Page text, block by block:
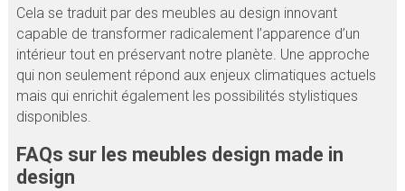
Cela se traduit par des meubles au design innovant
capable de transformer radicalement l’apparence d’un
intérieur tout en préservant notre planète. Une approche
qui non seulement répond aux enjeux climatiques actuels
mais qui enrichit également les possibilités stylistiques
disponibles.
FAQs sur les meubles design made in
design